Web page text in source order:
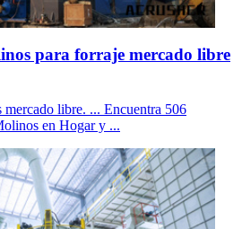
para forraje mercado libre
mercado libre. ... Encuentra 506
en Hogar y ...